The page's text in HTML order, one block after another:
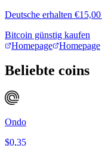
Deutsche erhalten
Bitcoin günstig kaufen
Homepage
Homepage
Beliebte coins
Ondo
$0,35